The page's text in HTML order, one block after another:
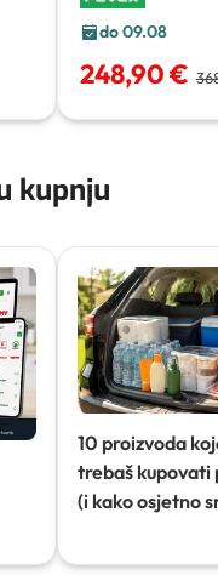
do 09.08
248,90 €
kupnju
10 proizvoda
trebaš kupovati
(i kako osjetno